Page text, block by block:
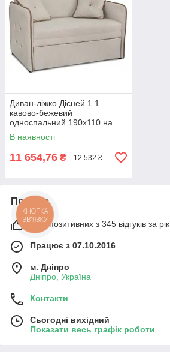
Диван-ліжко Дісней 1.1
кавово-бежевий
односпальний 190x110 на
ламелях із нішею для білизни
Мікс Меблі
В наявності
11 654,76 ₴ 12 532 ₴
Про нас
98% позитивних з 345 відгуків за рік
Працює з 07.10.2016
м. Дніпро
Дніпро, Україна
Контакти
Сьогодні вихідний
Показати весь графік роботи
КНОПКА
ЗВ'ЯЗКУ